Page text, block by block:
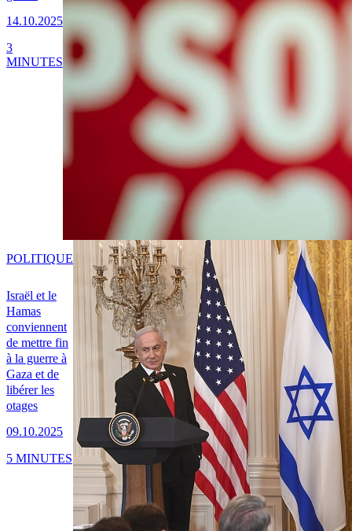
14.10.2025
3
MINUTES
Israël et le
Hamas
conviennent
de mettre fin
à la guerre à
Gaza et de
libérer les
otages
09.10.2025
POLITIQUE
5 MINUTES